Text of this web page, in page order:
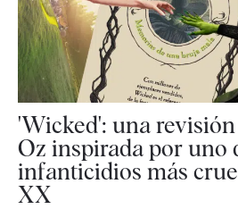
'Wicked': una
Oz inspirada por uno
infanticidios más
XX